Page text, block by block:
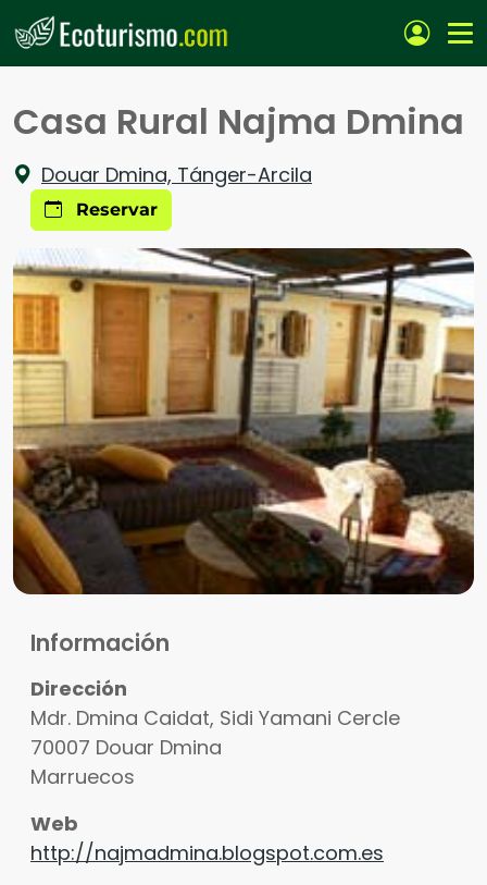
Pasar al contenido principal
Casa Rural Najma Dmina
Douar Dmina, Tánger-Arcila
Reservar
Información
Dirección
Mdr. Dmina Caidat, Sidi Yamani Cercle
70007 Douar Dmina
Marruecos
Web
http://najmadmina.blogspot.com.es